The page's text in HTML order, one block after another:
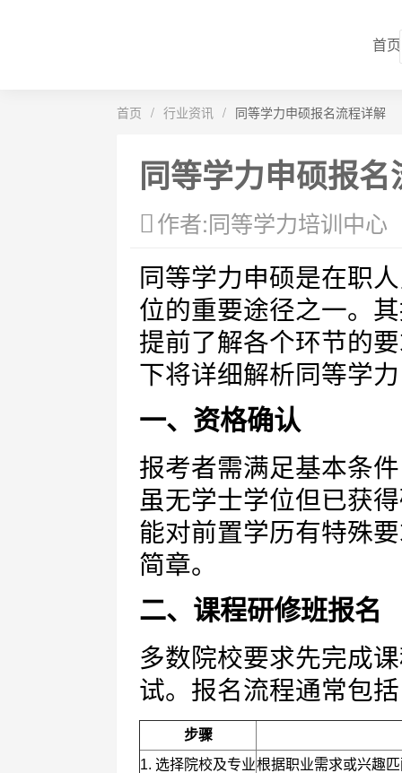
首页
首页 / 行业资讯 / 同等学力申硕报名流程详解
同等学力申硕报
作者:同等学力培训中心
同等学力申硕是在职
位的重要途径之一。
提前了解各个环节的
下将详细解析同等学
一、资格确认
报考者需满足基本条
虽无学士学位但已获
能对前置学历有特殊
简章。
二、课程研修班报名
多数院校要求先完成
试。报名流程通常包
步骤
1. 选择院校及专业根据职业需求或兴趣